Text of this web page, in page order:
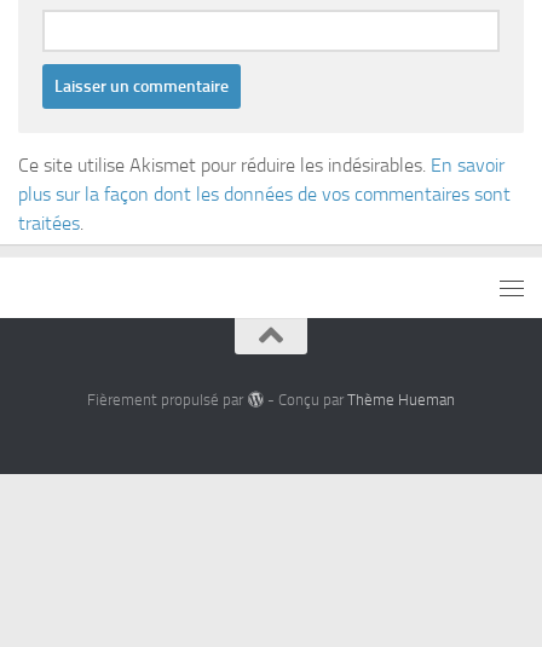
Ce site utilise Akismet pour réduire les indésirables. En savoir
plus sur la façon dont les données de vos commentaires sont
traitées.
Fièrement propulsé par - Conçu par Thème Hueman